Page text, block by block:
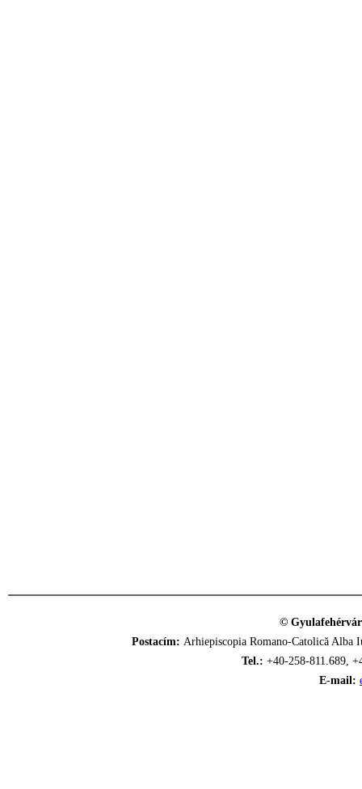
©
Postacím: Arhiepiscopia Romano-Catolică
Tel.: +40-258-811.689,
E-mail: